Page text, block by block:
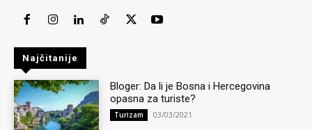
Najčitanije
Bloger: Da li je Bosna i Hercegovina
opasna za turiste?
Turizam 03/03/2021